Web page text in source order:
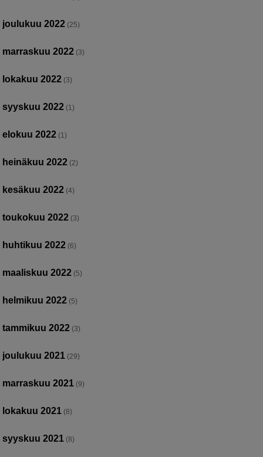
joulukuu 2022 (25)
marraskuu 2022 (3)
lokakuu 2022 (3)
syyskuu 2022 (1)
elokuu 2022 (1)
heinäkuu 2022 (2)
kesäkuu 2022 (4)
toukokuu 2022 (3)
huhtikuu 2022 (6)
maaliskuu 2022 (5)
helmikuu 2022 (5)
tammikuu 2022 (3)
joulukuu 2021 (29)
marraskuu 2021 (9)
lokakuu 2021 (8)
syyskuu 2021 (8)